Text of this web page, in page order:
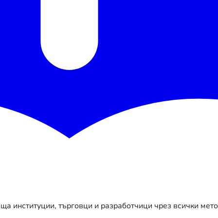
институции, търговци и разработчици чрез всички